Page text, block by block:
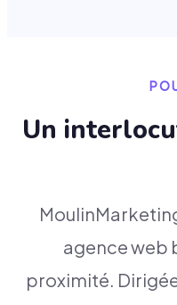
Un
agence web
proximité.